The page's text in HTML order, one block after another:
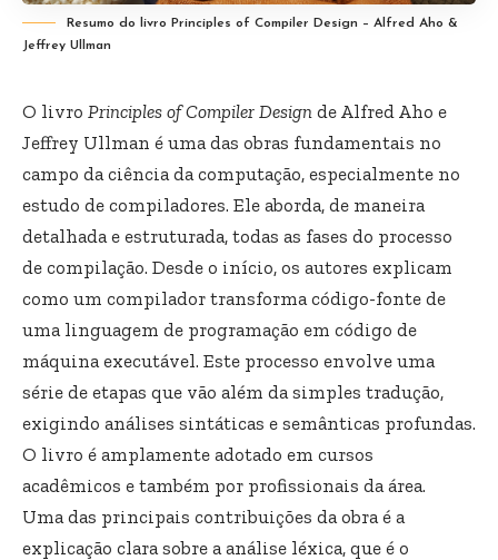
Resumo do livro Principles of Compiler Design – Alfred Aho &
Jeffrey Ullman
O livro Principles of Compiler Design de Alfred Aho e
Jeffrey Ullman é uma das obras fundamentais no
campo da ciência da computação, especialmente no
estudo de compiladores. Ele aborda, de maneira
detalhada e estruturada, todas as fases do processo
de compilação. Desde o início, os autores explicam
como um compilador transforma código-fonte de
uma linguagem de programação em código de
máquina executável. Este processo envolve uma
série de etapas que vão além da simples tradução,
exigindo análises sintáticas e semânticas profundas.
O livro é amplamente adotado em cursos
acadêmicos e também por profissionais da área.
Uma das principais contribuições da obra é a
explicação clara sobre a análise léxica, que é o